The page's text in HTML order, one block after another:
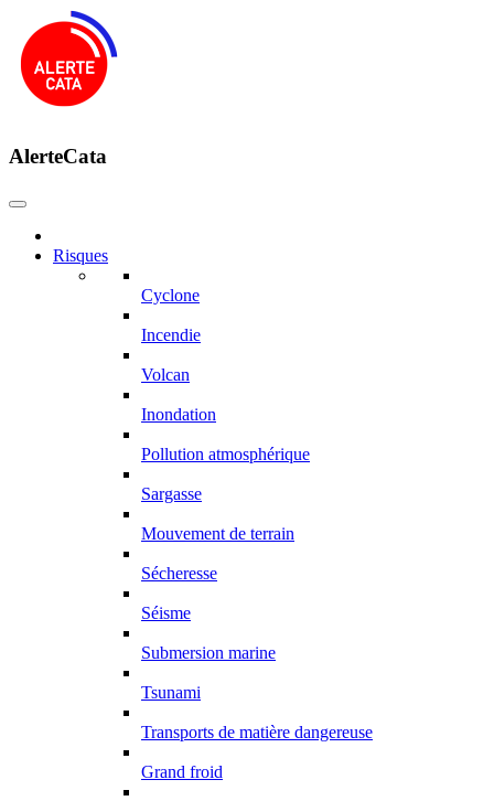
AlerteCata
Risques
Cyclone
Incendie
Volcan
Inondation
Pollution atmosphérique
Sargasse
Mouvement de terrain
Sécheresse
Séisme
Submersion marine
Tsunami
Transports de matière dangereuse
Grand froid